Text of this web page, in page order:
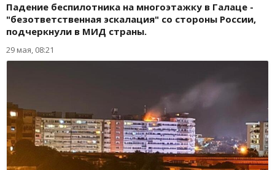
Падение беспилотника на многоэтажку в Галаце -
"безответственная эскалация" со стороны России,
подчеркнули в МИД страны.
29 мая, 08:21